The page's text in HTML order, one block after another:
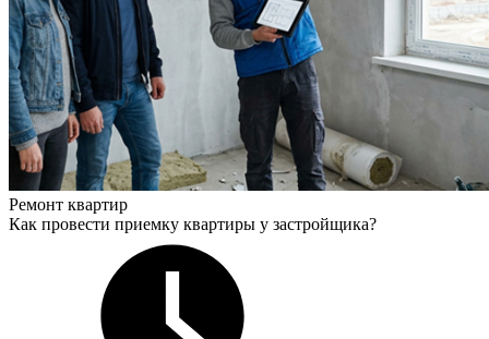
Ремонт квартир
Как провести приемку квартиры у застройщика?